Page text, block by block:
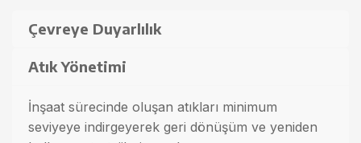
Çevreye Duyarlılık
Atık Yönetimi
İnşaat sürecinde oluşan atıkları minimum
seviyeye indirgeyerek geri dönüşüm ve yeniden